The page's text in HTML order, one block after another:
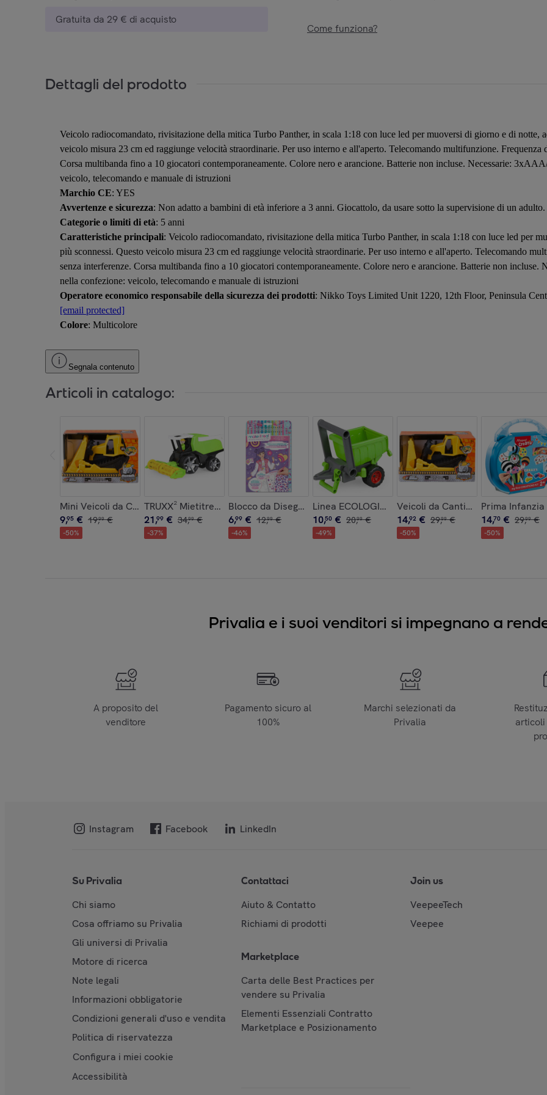
Gratuita da 29 € di acquisto
Come funziona?
Dettagli del prodotto
Veicolo radiocomandato, rivisitazione della mitica Turbo Panther, in scala 1:18 con luce led per muoversi di giorno e di notte,
veicolo misura 23 cm ed raggiunge velocità straordinarie. Per uso interno e all'aperto. Telecomando multifunzione.
Corsa multibanda fino a 10 giocatori contemporaneamente. Colore nero e arancione. Batterie non incluse. Necessarie:
veicolo, telecomando e manuale di istruzioni
Marchio CE: YES
Avvertenze e sicurezza: Non adatto a bambini di età inferiore a 3 anni. Giocattolo, da usare sotto la supervisione di un adulto.
Categorie o limiti di età: 5 anni
Caratteristiche principali: Veicolo radiocomandato, rivisitazione della mitica Turbo Panther, in scala 1:18 con luce led per
più sconnessi. Questo veicolo misura 23 cm ed raggiunge velocità straordinarie. Per uso interno e all'aperto. Telecomando
senza interferenze. Corsa multibanda fino a 10 giocatori contemporaneamente. Colore nero e arancione. Batterie non
nella confezione: veicolo, telecomando e manuale di istruzioni
Operatore economico responsabile della sicurezza dei prodotti: Nikko Toys Limited Unit 1220, 12th Floor, Peninsula
[email protected]
Colore: Multicolore
Segnala contenuto
Articoli in catalogo:
Mini Veicoli da Cantiere in scatola - Bulldozer
9,95 € 19,99 €
-50%
TRUXX² Mietitrebbia
21,99 € 34,99 €
-37%
Blocco da Disegno Stilista: Good Vibes
6,99 € 12,99 €
-46%
Linea ECOLOGICA - Rimorchio
10,50 € 20,99 €
-49%
Veicoli da Cantiere in scatola -
14,92 € 29,99 €
-50%
Prima
14,70 € 29,99 €
-50%
Privalia e i suoi venditori si impegnano a
A proposito del
venditore
Pagamento sicuro al
100%
Marchi selezionati da
Privalia
articoli
Instagram Facebook LinkedIn
Su Privalia
Chi siamo
Cosa offriamo su Privalia
Gli universi di Privalia
Motore di ricerca
Note legali
Informazioni obbligatorie
Condizioni generali d'uso e vendita
Politica di riservatezza
Configura i miei cookie
Accessibilità
Contattaci
Aiuto & Contatto
Richiami di prodotti
Marketplace
Carta delle Best Practices per
vendere su Privalia
Elementi Essenziali Contratto
Marketplace e Posizionamento
Join us
VeepeeTech
Veepee